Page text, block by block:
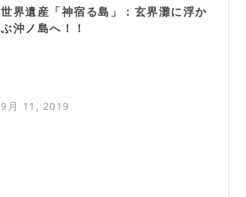
世界遺産「神宿る島」：玄界灘に浮か
ぶ沖ノ島へ！！
9月 11, 2019